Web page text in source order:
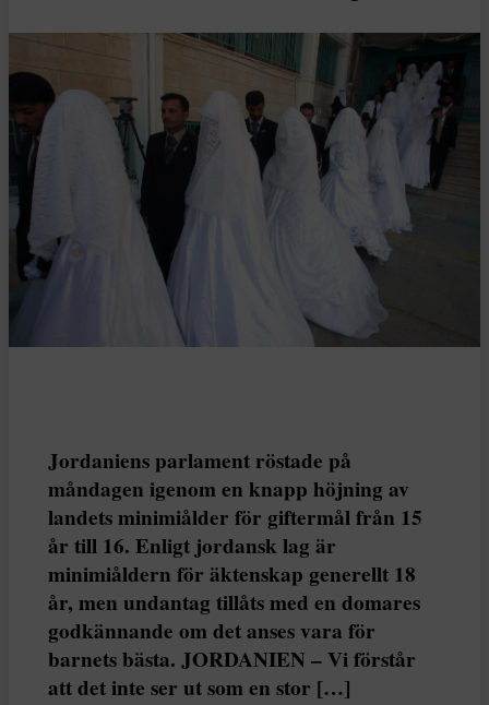
Jordaniens parlament röstade på
måndagen igenom en knapp höjning av
landets minimiålder för giftermål från 15
år till 16. Enligt jordansk lag är
minimiåldern för äktenskap generellt 18
år, men undantag tillåts med en domares
godkännande om det anses vara för
barnets bästa. JORDANIEN – Vi förstår
att det inte ser ut som en stor […]